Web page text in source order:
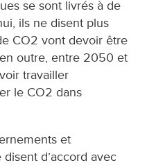
se sont livrés à de
ils ne disent plus
CO2 vont devoir être
outre, entre 2050 et
travailler
le CO2 dans
et
d’accord avec